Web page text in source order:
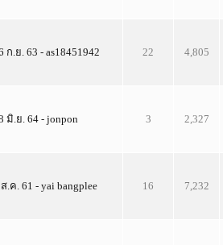
ก.ย. 63 - as18451942 22 4,805
มิ.ย. 64 - jonpon 3 2,327
.ค. 61 - yai bangplee 16 7,232